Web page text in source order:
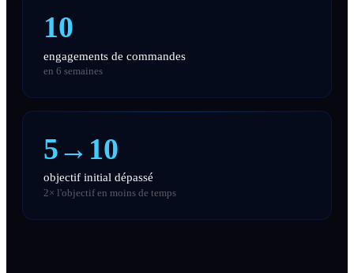
10
engagements de commandes
en 6 semaines
5→10
objectif initial dépassé
2× l'objectif en moins de temps